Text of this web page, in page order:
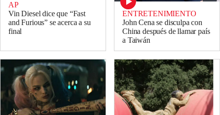
AP
Vin Diesel dice que “Fast
and Furious” se acerca a su
final
ENTRETENIMIENTO
John Cena se disculpa con
China después de llamar país
a Taiwán